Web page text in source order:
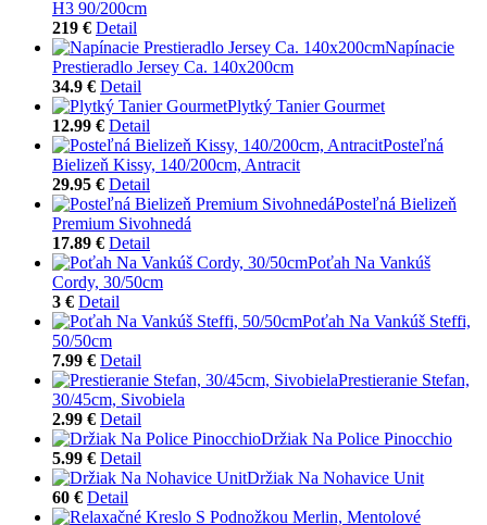
H3 90/200cm
219 € Detail
Napínacie
Prestieradlo Jersey Ca. 140x200cm
34.9 € Detail
Plytký Tanier Gourmet
12.99 € Detail
Posteľná
Bielizeň Kissy, 140/200cm, Antracit
29.95 € Detail
Posteľná Bielizeň
Premium Sivohnedá
17.89 € Detail
Poťah Na Vankúš
Cordy, 30/50cm
3 € Detail
Poťah Na Vankúš Steffi,
50/50cm
7.99 € Detail
Prestieranie Stefan,
30/45cm, Sivobiela
2.99 € Detail
Držiak Na Police Pinocchio
5.99 € Detail
Držiak Na Nohavice Unit
60 € Detail